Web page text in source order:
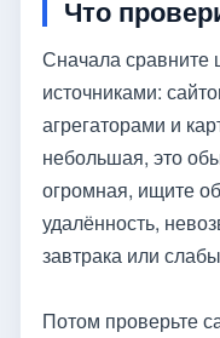
Что
Сначала сравните
источниками:
агрегаторами и
небольшая, это
огромная, ищите
удалённость,
завтрака или
Потом проверьте